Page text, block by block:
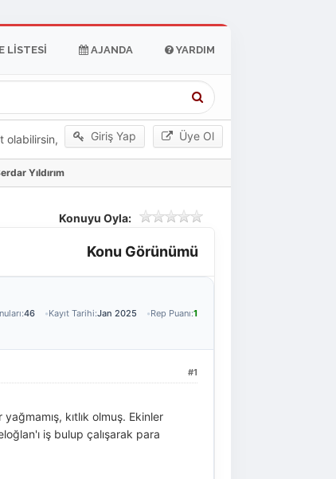
LISTESI AJANDA YARDIM
Giriş Yap Üye Ol
olabilirsin,
Yıldırım
Konuyu Oyla:
Konu Görünümü
46 Kayıt Tarihi:Jan 2025 Rep Puanı:1
#1
kıtlık olmuş. Ekinler
iş bulup çalışarak para